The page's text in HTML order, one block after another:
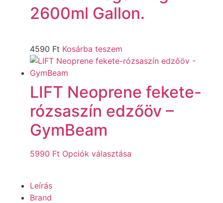
2600ml Gallon.
4590 Ft Kosárba teszem
LIFT Neoprene fekete-
rózsaszín edzőöv –
GymBeam
5990 Ft Opciók választása
Leírás
Brand